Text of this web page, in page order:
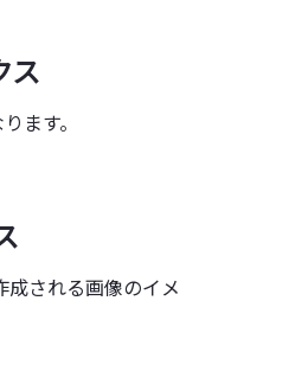
ス
ます。
成される画像のイメ